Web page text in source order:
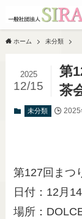
ホーム 未分類
第
茶
2025
12/15
未分類 2025
第127回まつ
日付：12月
場所：